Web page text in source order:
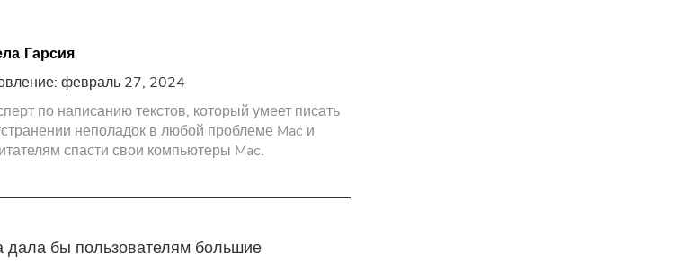
Гарсия
февраль 27, 2024
по написанию текстов, который умеет писать
неполадок в любой проблеме Mac и
спасти свои компьютеры Mac.
дала бы пользователям большие